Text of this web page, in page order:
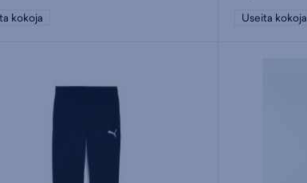
kokoja Useita kokoja